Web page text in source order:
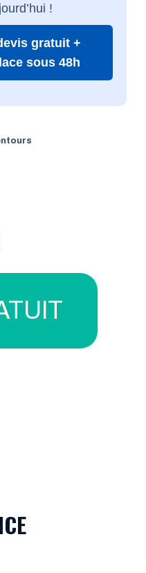
!
gratuit +
sous 48h